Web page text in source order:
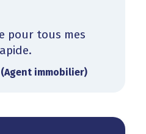
pour tous mes
immobilier)